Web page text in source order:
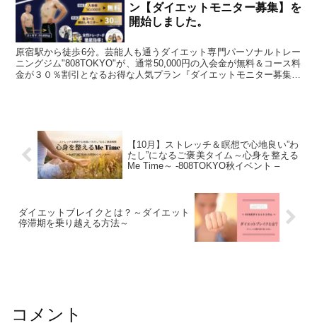
ン【ダイエットモニター募集】を
開始しました。
原宿駅から徒歩6分。芸能人も通うダイエット専門パーソナルトレー
ニングジム"808TOKYO"が、通常50,000円の入会金が無料＆コース料
金が３０％割引となるお得な人気プラン『ダイエットモニター募集』
【10月】ストレッチ＆瞑想で心地良い”わ
たし”になるご褒美タイム～心身を整える
Me Time～ -808TOKYO秋イベント –
ダイエットブレイクとは？～ダイエット
停滞期を乗り越える方法～
コメント